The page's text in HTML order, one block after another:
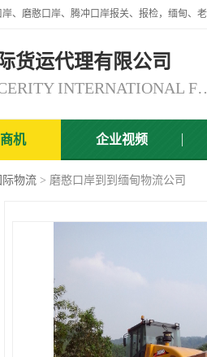
货运代理有限公司
YUNNAN SINCERITY
机 企业视频
际物流 > 磨憨口岸到到缅甸物流公司